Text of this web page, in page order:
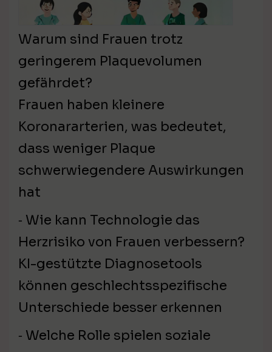
Warum sind Frauen trotz
geringerem Plaquevolumen
gefährdet?
Frauen haben kleinere
Koronararterien, was bedeutet,
dass weniger Plaque
schwerwiegendere Auswirkungen
hat
⁃ Wie kann Technologie das
Herzrisiko von Frauen verbessern?
KI-gestützte Diagnosetools
können geschlechtsspezifische
Unterschiede besser erkennen
⁃ Welche Rolle spielen soziale